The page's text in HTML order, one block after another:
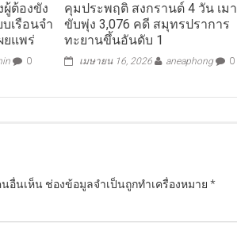
ผู้ต้องขัง
เรือนจำ
ยแพร่
0
คุมประพฤติ สงกรานต์ 4 วัน เมา
ขับพุ่ง 3,076 คดี สมุทรปราการ
ทะยานขึ้นอันดับ 1
เมษายน 16, 2026 aneaphong 0
อื่นเห็น ช่องข้อมูลจำเป็นถูกทำเครื่องหมาย *